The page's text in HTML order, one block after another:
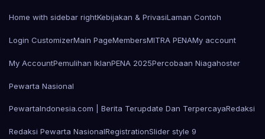
Home with sidebar rightKebijakan & PrivasiLaman Contoh
Login CustomizerMain PageMembersMITRA PENAMy account
My AccountPemulihan IklanPENA 2025Percobaan Niagahoster
Pewarta Nasional
PewartaIndonesia.com | Berita Terupdate Dan TerpercayaRedaksi
Redaksi Pewarta NasionalRegistrationSlider style 9